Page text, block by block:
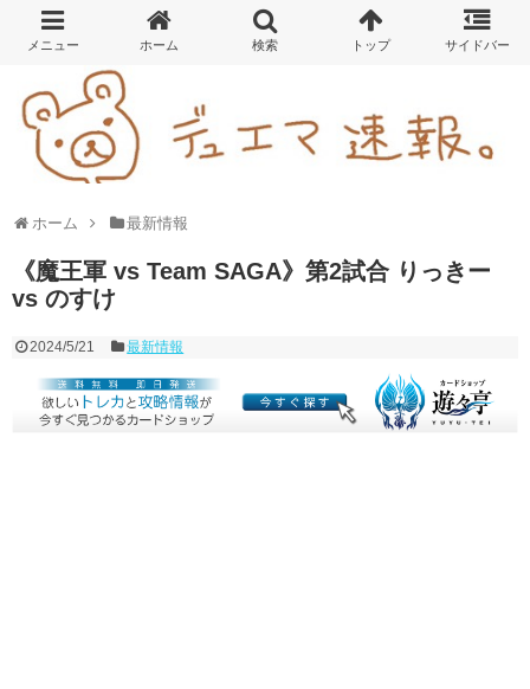
ホーム 最新情報
《魔王軍 vs Team SAGA》第2試合 りっきー
vs のすけ
2024/5/21 最新情報